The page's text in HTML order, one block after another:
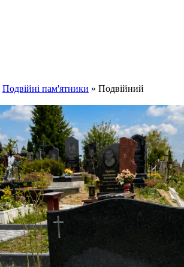
Подвійні пам'ятники » Подвійний